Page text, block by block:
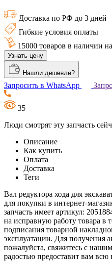
Доставка по РФ до 3 дней
Гибкие условия оплаты
15000 товаров в наличии
Узнать цену
Нашли дешевле?
Запросить в WhatsApp
35
Люди смотрят эту запчасть
Описание
Как купить
Оплата
Доставка
Теги
Вал редуктора хода для
для покупки в интернет-
запчасть имеет артикул:
на исправную работу товара в
подписания товарной
эксплуатации. Для получения
пожалуйста, свяжитесь с
радостью предоставит вам